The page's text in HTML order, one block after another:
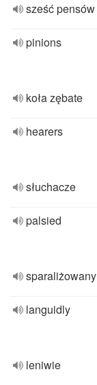
sześć pensów
pinions
koła zębate
hearers
słuchacze
palsied
sparaliżowany
languidly
leniwie